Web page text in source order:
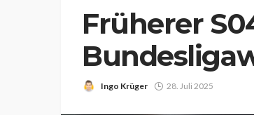
Früherer
Ingo Krüger 28. Juli 2025